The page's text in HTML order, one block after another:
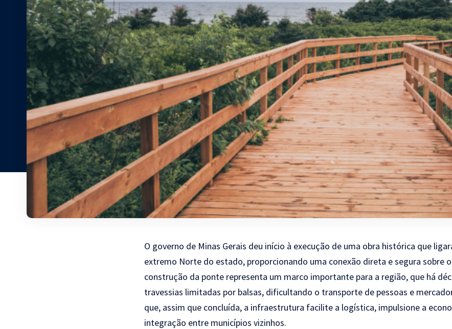
O governo de Minas Gerais deu início à execução de uma obra histórica que
extremo Norte do estado, proporcionando uma conexão direta e segura sobre o
construção da ponte representa um marco importante para a região, que há
travessias limitadas por balsas, dificultando o transporte de pessoas e
que, assim que concluída, a infraestrutura facilite a logística, impulsione a
integração entre municípios vizinhos.